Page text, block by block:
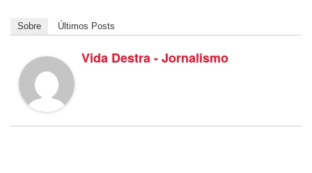
Sobre Últimos Posts
Vida Destra - Jornalismo